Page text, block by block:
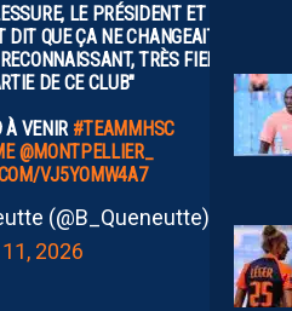
LE PRÉSIDENT ET
QUE ÇA NE CHANGEAIT
TRÈS FIER
DE CE CLUB"
VENIR #TEAMMHSC
@MONTPELLIER_
VJ5YOMW4A7
(@B_Queneutte)
2026